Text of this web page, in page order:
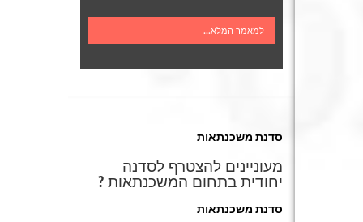
למאמר המלא...
סדנת משכנתאות
מעוניינים להצטרף לסדנה
יחודית בתחום המשכנתאות ?
סדנת משכנתאות